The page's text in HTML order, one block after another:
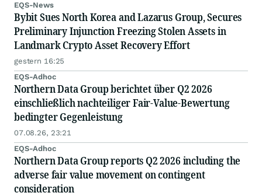
EQS-News
Bybit Sues North Korea and Lazarus Group, Secures
Preliminary Injunction Freezing Stolen Assets in
Landmark Crypto Asset Recovery Effort
gestern 16:25
EQS-Adhoc
Northern Data Group berichtet über Q2 2026
einschließlich nachteiliger Fair-Value-Bewertung
bedingter Gegenleistung
07.08.26, 23:21
EQS-Adhoc
Northern Data Group reports Q2 2026 including the
adverse fair value movement on contingent
consideration